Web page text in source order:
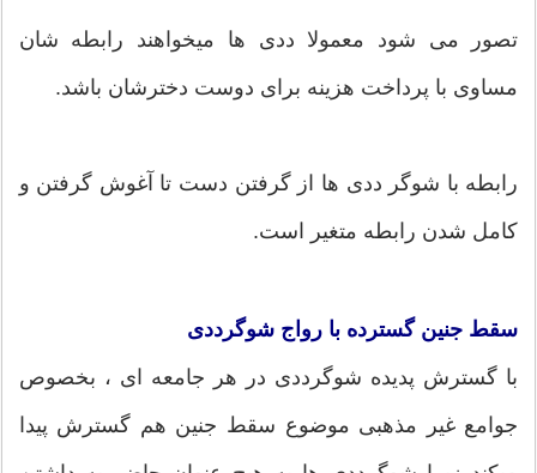
تصور می شود معمولا ددی ها میخواهند رابطه شان
مساوی با پرداخت هزینه برای دوست دخترشان باشد.
رابطه با شوگر ددی ها از گرفتن دست تا آغوش گرفتن و
کامل شدن رابطه متغیر است.
سقط جنین گسترده با رواج شوگرددی
با گسترش پدیده شوگرددی در هر جامعه ای ، بخصوص
جوامع غیر مذهبی موضوع سقط جنین هم گسترش پیدا